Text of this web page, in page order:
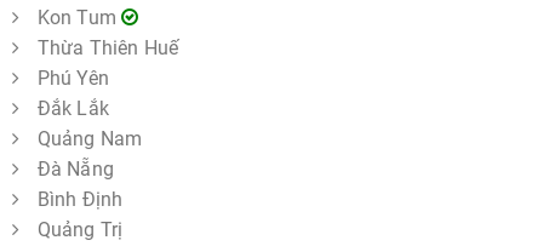
Kon Tum
Thừa Thiên Huế
Phú Yên
Đắk Lắk
Quảng Nam
Đà Nẵng
Bình Định
Quảng Trị